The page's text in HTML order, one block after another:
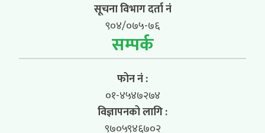
सूचना विभाग दर्ता नं
९०४/०७५-७६
सम्पर्क
फोन नं :
०१-४५४७२७४
विज्ञापनको लागि :
९७०५९४६७०२